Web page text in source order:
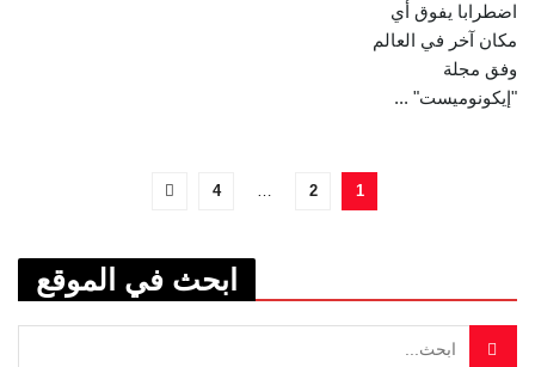
اضطرابا يفوق أي
مكان آخر في العالم
وفق مجلة
"إيكونوميست" ...
1
2
…
4
ابحث في الموقع